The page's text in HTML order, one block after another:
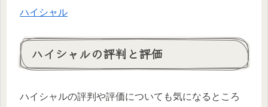
ハイシャル
ハイシャルの評判と評価
ハイシャルの評判や評価についても気になるところ